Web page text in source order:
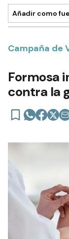
Añadir como
Campaña de
Formosa
contra la